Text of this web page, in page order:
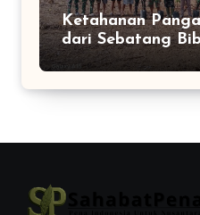
Ketahanan
dari Sebatang
Dusun Batulappa